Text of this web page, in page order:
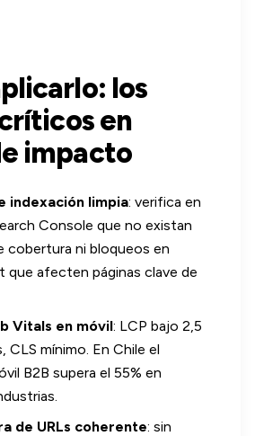
los
en
impacto
indexación limpia: verifica en
Console que no existan
cobertura ni bloqueos en
afecten páginas clave de
Vitals en móvil: LCP bajo 2,5
CLS mínimo. En Chile el
B2B supera el 55% en
de URLs coherente: sin